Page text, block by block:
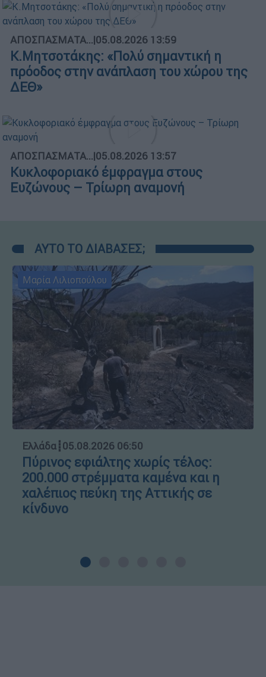
ΑΠΟΣΠΑΣΜΑΤΑ...|05.08.2026 13:59
Κ.Μητσοτάκης: «Πολύ σημαντική η
πρόοδος στην ανάπλαση του χώρου της
ΔΕΘ»
ΑΠΟΣΠΑΣΜΑΤΑ...|05.08.2026 13:57
Κυκλοφοριακό έμφραγμα στους
Ευζώνους – Τρίωρη αναμονή
ΑΥΤΟ ΤΟ ΔΙΑΒΑΣΕΣ;
Μαρία Λιλιοπούλου
Ελλάδα┋05.08.2026 06:50
Πύρινος εφιάλτης χωρίς τέλος:
200.000 στρέμματα καμένα και η
χαλέπιος πεύκη της Αττικής σε
κίνδυνο